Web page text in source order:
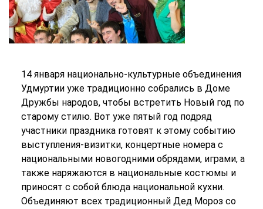
14 января национально-культурные объединения
Удмуртии уже традиционно собрались в Доме
Дружбы народов, чтобы встретить Новый год по
старому стилю. Вот уже пятый год подряд
участники праздника готовят к этому событию
выступления-визитки, концертные номера с
национальными новогодними обрядами, играми, а
также наряжаются в национальные костюмы и
приносят с собой блюда национальной кухни.
Объединяют всех традиционный Дед Мороз со